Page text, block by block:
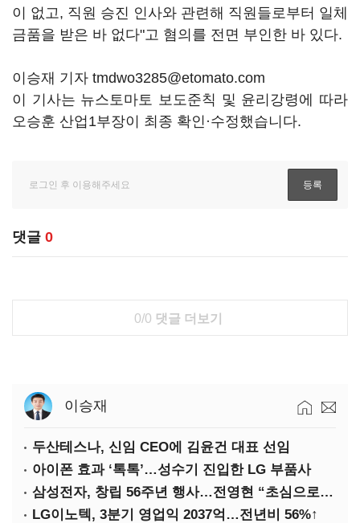
이 없고, 직원 승진 인사와 관련해 직원들로부터 일체
금품을 받은 바 없다"고 혐의를 전면 부인한 바 있다.
이승재 기자 tmdwo3285@etomato.com
이 기사는 뉴스토마토 보도준칙 및 윤리강령에 따라
오승훈 산업1부장이 최종 확인·수정했습니다.
댓글 0
0/0 댓글 더보기
이승재
두산테스나, 신임 CEO에 김윤건 대표 선임
아이폰 효과 ‘톡톡’…성수기 진입한 LG 부품사
삼성전자, 창립 56주년 행사…전영현 “초심으로 경쟁력 회복해야”
LG이노텍, 3분기 영업익 2037억…전년비 56%↑